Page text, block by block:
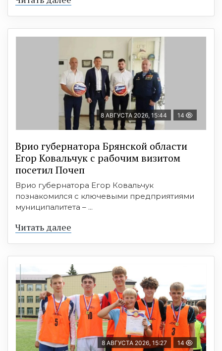
8 АВГУСТА 2026, 15:44 14
Врио губернатора Брянской области
Егор Ковальчук с рабочим визитом
посетил Почеп
Врио губернатора Егор Ковальчук
познакомился с ключевыми предприятиями
муниципалитета – ...
Читать далее
8 АВГУСТА 2026, 15:27 14